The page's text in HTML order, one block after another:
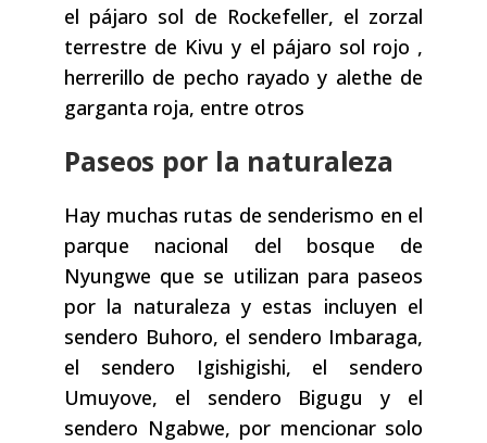
el pájaro sol de Rockefeller, el zorzal
terrestre de Kivu y el pájaro sol rojo ,
herrerillo de pecho rayado y alethe de
garganta roja, entre otros
Paseos por la naturaleza
Hay muchas rutas de senderismo en el
parque nacional del bosque de
Nyungwe que se utilizan para paseos
por la naturaleza y estas incluyen el
sendero Buhoro, el sendero Imbaraga,
el sendero Igishigishi, el sendero
Umuyove, el sendero Bigugu y el
sendero Ngabwe, por mencionar solo